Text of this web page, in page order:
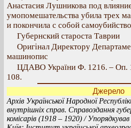
Анастасия Лушникова под
умопомешательства убила трех
и покончила с собой
Губернский староста Таврии
Оригінал Директору
машинопис
ЦДАВО України Ф. 1216. – Оп.
108.
Джерело
Архів Української Народної
внутрішніх справ. Справоздання
комісарів (1918 – 1920) /